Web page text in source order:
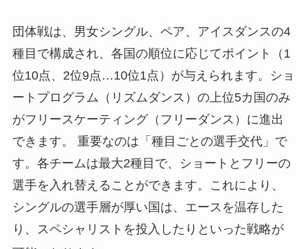
団体戦は、男女シングル、ペア、アイスダンスの4
種目で構成され、各国の順位に応じてポイント（1
位10点、2位9点…10位1点）が与えられます。ショ
ートプログラム（リズムダンス）の上位5カ国のみ
がフリースケーティング（フリーダンス）に進出
できます。 重要なのは「種目ごとの選手交代」で
す。各チームは最大2種目で、ショートとフリーの
選手を入れ替えることができます。これにより、
シングルの選手層が厚い国は、エースを温存した
り、スペシャリストを投入したりといった戦略が